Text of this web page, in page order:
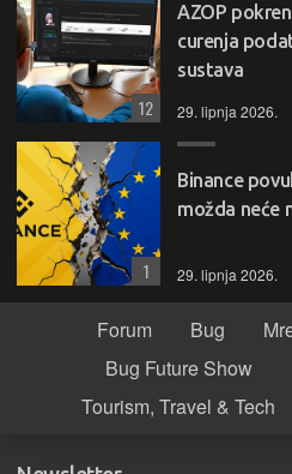
AZOP
curenja
sustava
29. lipnja 2026.
12
Binance
možda neće
29. lipnja 2026.
1
Forum Bug
Bug Future Show
Tourism, Travel & Tech